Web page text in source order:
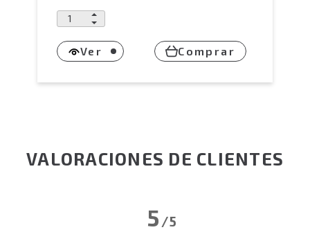
Ver Comprar
VALORACIONES DE CLIENTES
5/5